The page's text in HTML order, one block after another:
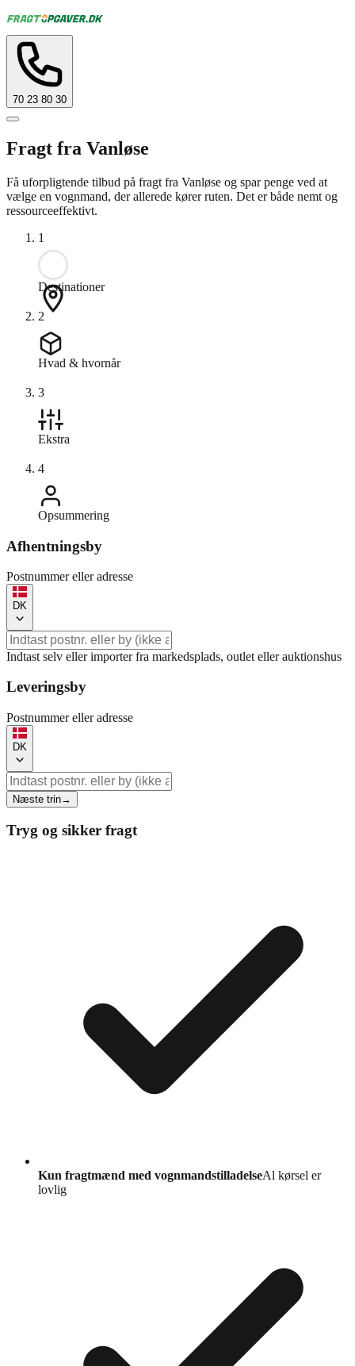
70 23 80 30
Fragt fra Vanløse
Få uforpligtende tilbud på fragt fra Vanløse og spar penge ved at
vælge en vognmand, der allerede kører ruten. Det er både nemt og
ressourceeffektivt.
1
Destinationer
2
Hvad & hvornår
3
Ekstra
4
Opsummering
Afhentningsby
Postnummer eller adresse
DK
Indtast selv eller importer fra markedsplads, outlet eller auktionshus
Leveringsby
Postnummer eller adresse
DK
Næste trin→
Tryg og sikker fragt
Kun fragtmænd med vognmandstilladelseAl kørsel er
lovlig